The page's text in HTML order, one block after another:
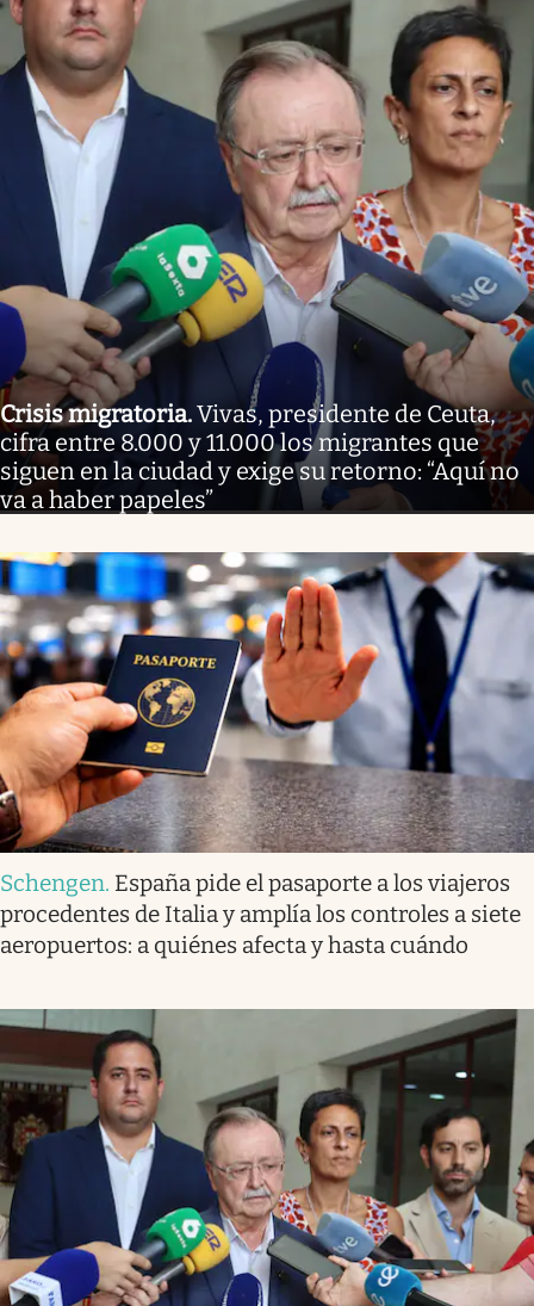
Crisis migratoria.Vivas, presidente de Ceuta,
cifra entre 8.000 y 11.000 los migrantes que
siguen en la ciudad y exige su retorno: “Aquí no
va a haber papeles”
Schengen. España pide el pasaporte a los viajeros
procedentes de Italia y amplía los controles a siete
aeropuertos: a quiénes afecta y hasta cuándo